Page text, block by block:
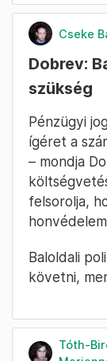
Cseke
Dobrev:
szükség
Pénzügyi
ígéret a
– mondja
felsorolja,
Baloldali
követni,
Tóth-